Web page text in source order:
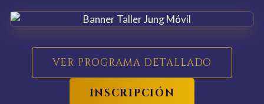
VER PROGRAMA DETALLADO
INSCRIPCIÓN